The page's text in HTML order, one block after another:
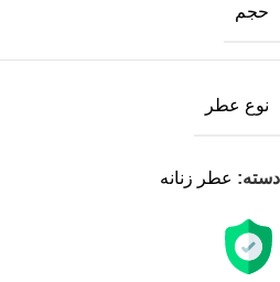
حجم
نوع عطر
دسته: عطر زنانه